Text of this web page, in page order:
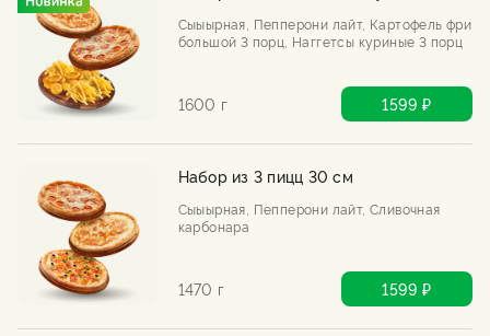
Сыыырная, Пепперони лайт, Картофель фри
большой 3 порц, Наггетсы куриные 3 порц
1600 г 1599 ₽
Набор из 3 пицц 30 см
Сыыырная, Пепперони лайт, Сливочная
карбонара
1470 г 1599 ₽